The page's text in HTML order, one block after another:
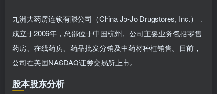
九洲大药房连锁有限公司（China Jo-Jo Drugstores, Inc.），
成立于2006年，总部位于中国杭州。公司主要业务包括零售
药房、在线药房、药品批发分销及中药材种植销售。目前，
公司在美国NASDAQ证券交易所上市。
股本股东分析